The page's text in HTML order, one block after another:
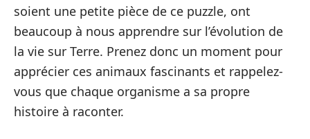
soient une petite pièce de ce puzzle, ont
beaucoup à nous apprendre sur l’évolution de
la vie sur Terre. Prenez donc un moment pour
apprécier ces animaux fascinants et rappelez-
vous que chaque organisme a sa propre
histoire à raconter.